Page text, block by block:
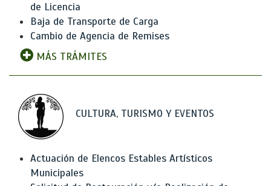
de Licencia
Baja de Transporte de Carga
Cambio de Agencia de Remises
MÁS TRÁMITES
CULTURA, TURISMO Y EVENTOS
Actuación de Elencos Estables Artísticos
Municipales